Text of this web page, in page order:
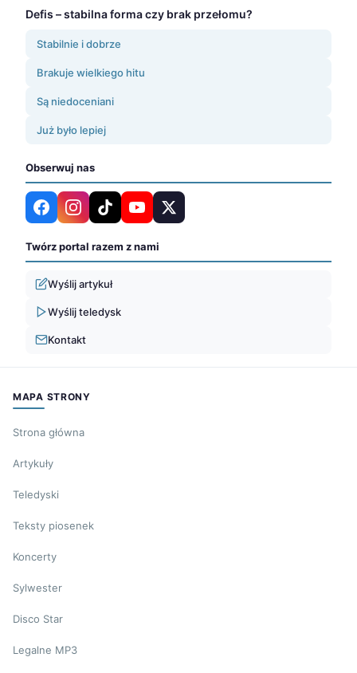
Defis – stabilna forma czy brak przełomu?
Stabilnie i dobrze
Brakuje wielkiego hitu
Są niedoceniani
Już było lepiej
Obserwuj nas
Twórz portal razem z nami
Wyślij artykuł
Wyślij teledysk
Kontakt
MAPA STRONY
Strona główna
Artykuły
Teledyski
Teksty piosenek
Koncerty
Sylwester
Disco Star
Legalne MP3